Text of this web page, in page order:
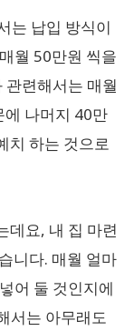
는 납입 방식이
월 50만원 씩을
관련해서는 매월
에 나머지 40만
치 하는 것으로
데요, 내 집 마련
니다. 매월 얼마
어 둘 것인지에
서는 아무래도